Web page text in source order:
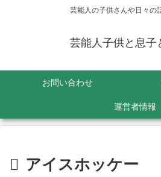
芸能人の子供さんや日々の
芸能人子供と息子
お問い合わせ
運営者情報
アイスホッケー